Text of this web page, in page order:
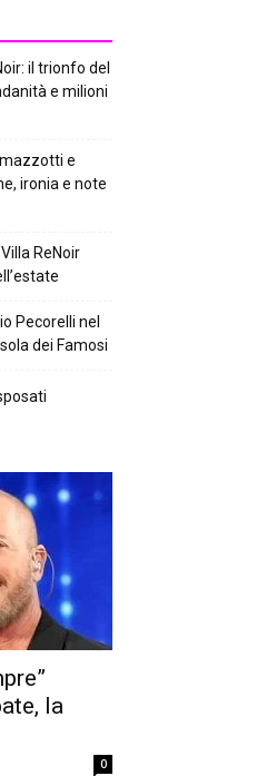
il trionfo del
e milioni
e
ironia e note
ReNoir
Pecorelli nel
dei Famosi
la
0